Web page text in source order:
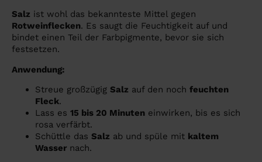
Salz ist wohl das bekannteste Mittel gegen
Rotweinflecken. Es saugt die Feuchtigkeit auf und
bindet einen Teil der Farbpigmente, bevor sie sich
festsetzen.
Anwendung:
Streue großzügig Salz auf den noch feuchten
Fleck.
Lass es 15 bis 20 Minuten einwirken, bis es sich
rosa verfärbt.
Schüttle das Salz ab und spüle mit kaltem
Wasser nach.